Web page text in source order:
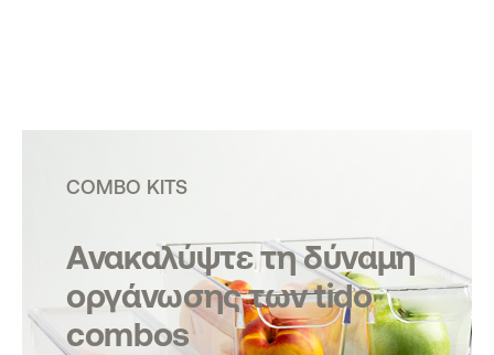
COMBO KITS
Ανακαλύψτε τη δύναμη
οργάνωσης των tido
combos